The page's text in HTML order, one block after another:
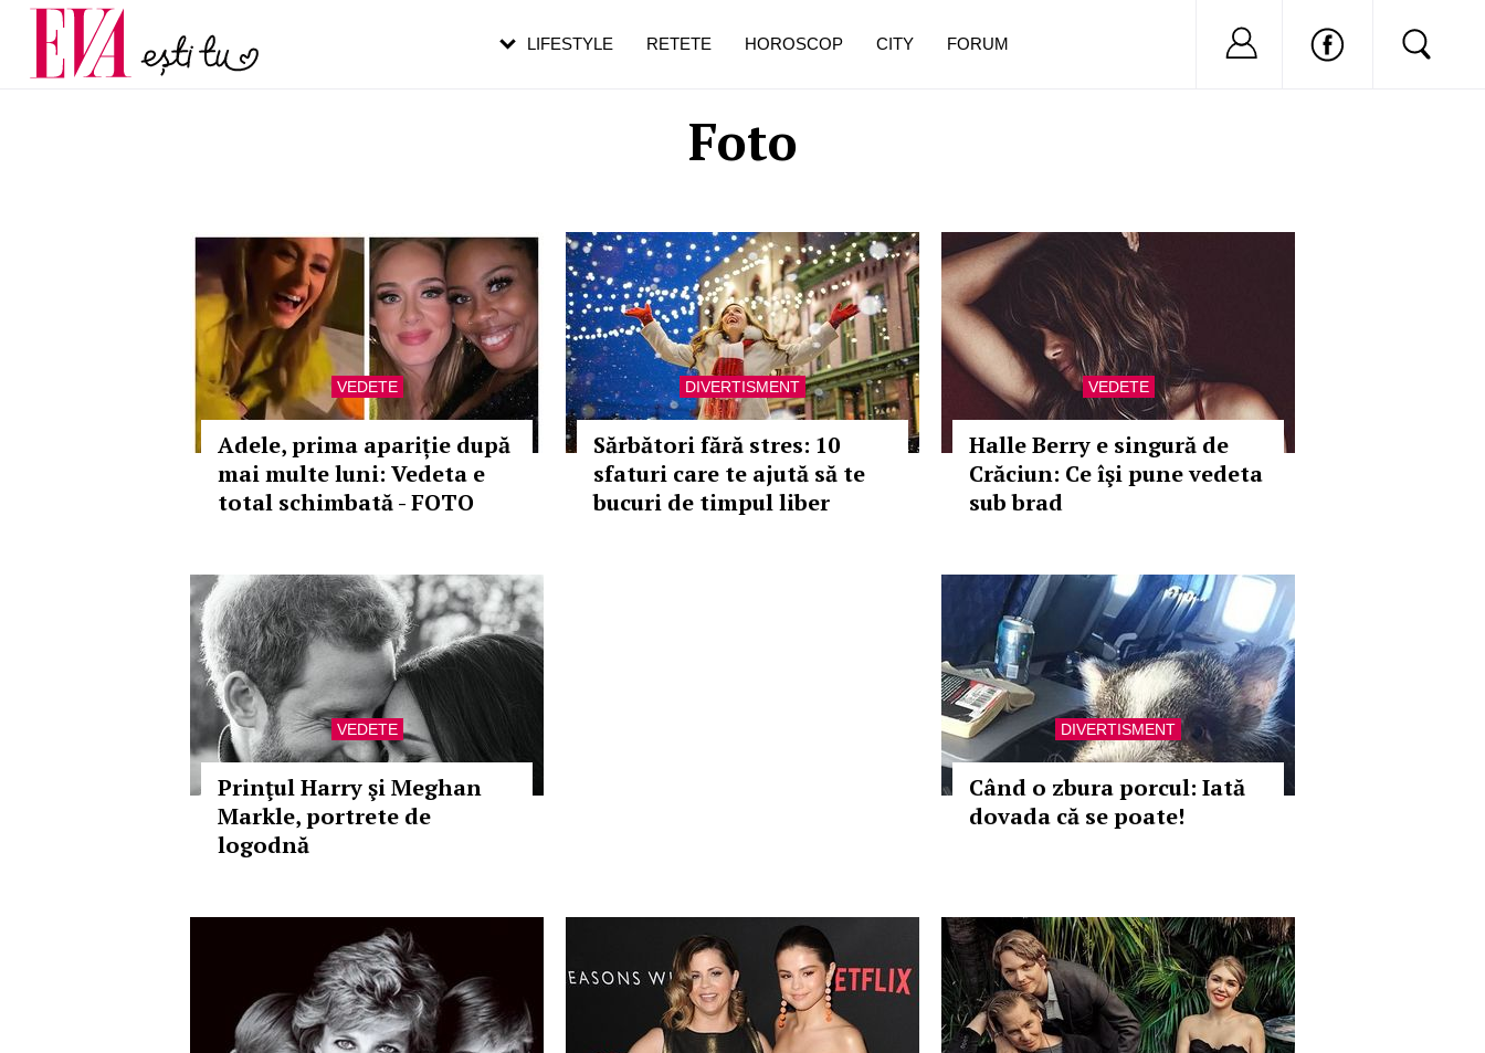
Foto
VEDETE
Adele, prima apariție după
mai multe luni: Vedeta e
total schimbată - FOTO
DIVERTISMENT
Sărbători fără stres: 10
sfaturi care te ajută să te
bucuri de timpul liber
VEDETE
Halle Berry e singură de
Crăciun: Ce îşi pune vedeta
sub brad
VEDETE
Prinţul Harry şi Meghan
Markle, portrete de
logodnă
DIVERTISMENT
Când o zbura porcul: Iată
dovada că se poate!
LIFESTYLE RETETE HOROSCOP CITY FORUM Nu ai cont?
Carieră
Actualitate
pe măsură ce înaintezi în vârstă